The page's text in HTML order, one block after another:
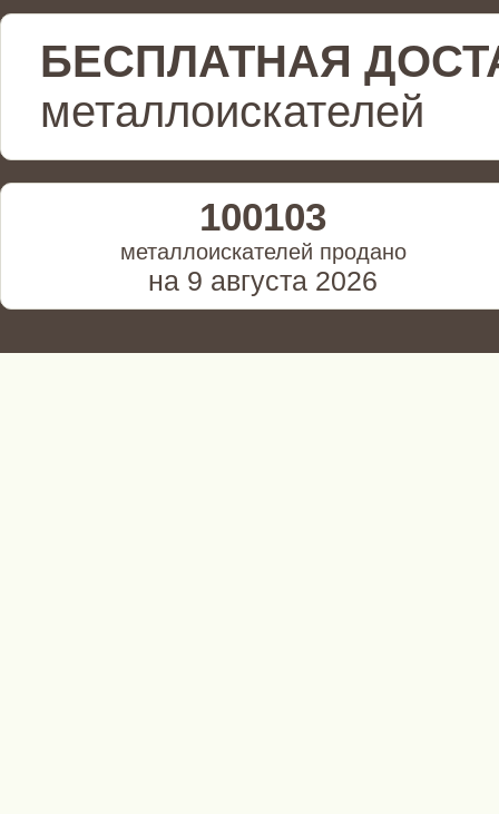
БЕСПЛАТНАЯ
металлоискателей
100103
металлоискателей продано
на 9 августа 2026